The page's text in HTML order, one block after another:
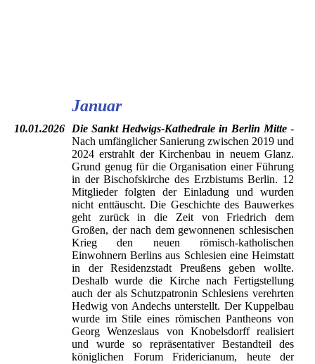
Januar
10.01.2026 Die Sankt Hedwigs-Kathedrale in Berlin Mitte -
Nach umfänglicher Sanierung zwischen 2019 und
2024 erstrahlt der Kirchenbau in neuem Glanz.
Grund genug für die Organisation einer Führung
in der Bischofskirche des Erzbistums Berlin. 12
Mitglieder folgten der Einladung und wurden
nicht enttäuscht. Die Geschichte des Bauwerkes
geht zurück in die Zeit von Friedrich dem
Großen, der nach dem gewonnenen schlesischen
Krieg den neuen römisch-katholischen
Einwohnern Berlins aus Schlesien eine Heimstatt
in der Residenzstadt Preußens geben wollte.
Deshalb wurde die Kirche nach Fertigstellung
auch der als Schutzpatronin Schlesiens verehrten
Hedwig von Andechs unterstellt. Der Kuppelbau
wurde im Stile eines römischen Pantheons von
Georg Wenzeslaus von Knobelsdorff realisiert
und wurde so repräsentativer Bestandteil des
königlichen Forum Fridericianum, heute der